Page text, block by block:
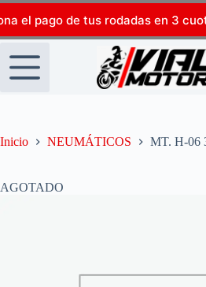
el pago de tus rodadas en 3
Inicio NEUMÁTICOS MT. H-06
AGOTADO